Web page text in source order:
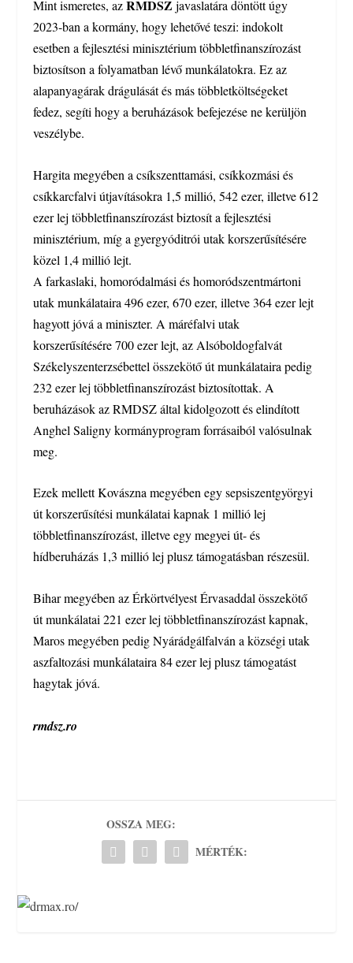
Mint ismeretes, azRMDSZjavaslatára döntött úgy
2023-ban a kormány, hogy lehetővé teszi: indokolt
esetben a fejlesztési minisztérium többletfinanszírozást
biztosítson a folyamatban lévő munkálatokra. Ez az
alapanyagárak drágulását és más többletköltségeket
fedez, segíti hogy a beruházások befejezése ne kerüljön
veszélybe.
Hargita megyében a csíkszenttamási, csíkkozmási és
csíkkarcfalvi útjavításokra 1,5 millió, 542 ezer, illetve 612
ezer lej többletfinanszírozást biztosít a fejlesztési
minisztérium, míg a gyergyóditrói utak korszerűsítésére
közel 1,4 millió lejt.
A farkaslaki, homoródalmási és homoródszentmártoni
utak munkálataira 496 ezer, 670 ezer, illetve 364 ezer lejt
hagyott jóvá a miniszter. A máréfalvi utak
korszerűsítésére 700 ezer lejt, az Alsóboldogfalvát
Székelyszenterzsébettel összekötő út munkálataira pedig
232 ezer lej többletfinanszírozást biztosítottak. A
beruházások az RMDSZ által kidolgozott és elindított
Anghel Saligny kormányprogram forrásaiból valósulnak
meg.
Ezek mellett Kovászna megyében egy sepsiszentgyörgyi
út korszerűsítési munkálatai kapnak 1 millió lej
többletfinanszírozást, illetve egy megyei út- és
hídberuházás 1,3 millió lej plusz támogatásban részesül.
Bihar megyében az Érkörtvélyest Érvasaddal összekötő
út munkálatai 221 ezer lej többletfinanszírozást kapnak,
Maros megyében pedig Nyárádgálfalván a községi utak
aszfaltozási munkálataira 84 ezer lej plusz támogatást
hagytak jóvá.
rmdsz.ro
OSSZA MEG:
MÉRTÉK: